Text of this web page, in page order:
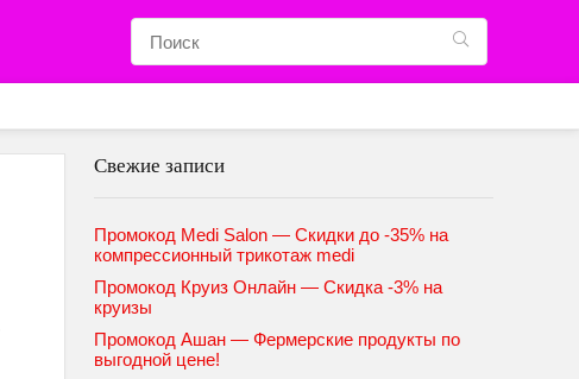
Свежие записи
Промокод Medi Salon — Скидки до -35% на
компрессионный трикотаж medi
Промокод Круиз Онлайн — Скидка -3% на
круизы
Промокод Ашан — Фермерские продукты по
выгодной цене!